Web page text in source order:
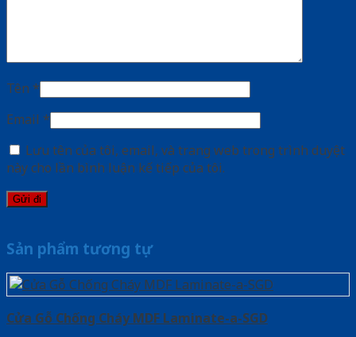
Tên *
Email *
Lưu tên của tôi, email, và trang web trong trình duyệt
này cho lần bình luận kế tiếp của tôi.
Sản phẩm tương tự
Cửa Gỗ Chống Cháy MDF Laminate-a-SGD